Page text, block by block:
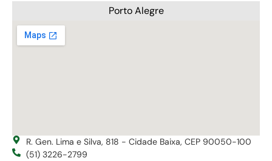
Porto Alegre
R. Gen. Lima e Silva, 818 - Cidade Baixa, CEP 90050-100
(51) 3226-2799